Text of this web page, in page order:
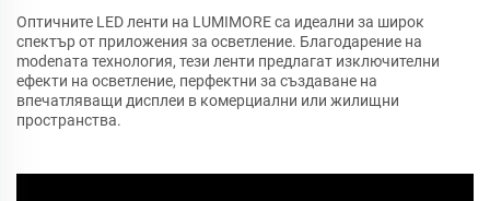
Оптичните LED ленти на LUMIMORE са идеални за широк
спектър от приложения за осветление. Благодарение на
modenата технология, тези ленти предлагат изключителни
ефекти на осветление, перфектни за създаване на
впечатляващи дисплеи в комерциални или жилищни
пространства.